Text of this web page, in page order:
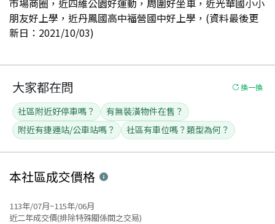
朋友好上學，近丹鳳國高中福營國中好上學，(資料最後更
新日：2021/10/03)
大家都在問 換一換
社區附近好停車嗎？
有無裝潢物件在售？
附近有捷運站/公車站嗎？
社區有車位嗎？類型為何？
本社區成交價格
113年/07月~115年/06月
近二年成交價(排除特殊關係間之交易)